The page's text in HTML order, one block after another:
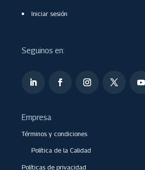
Iniciar sesión
Seguinos en:
Empresa
Términos y condiciones
Política de la Calidad
Políticas de privacidad